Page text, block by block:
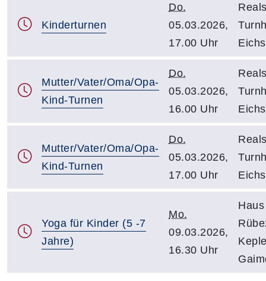
Kinderturnen
Do.
05.03.2026,
17.00 Uhr
Mutter/Vater/Oma/Opa-
Kind-Turnen
Do.
05.03.2026,
16.00 Uhr
Mutter/Vater/Oma/Opa-
Kind-Turnen
Do.
05.03.2026,
17.00 Uhr
Yoga für Kinder (5 -7
Jahre)
Mo.
09.03.2026,
16.30 Uhr